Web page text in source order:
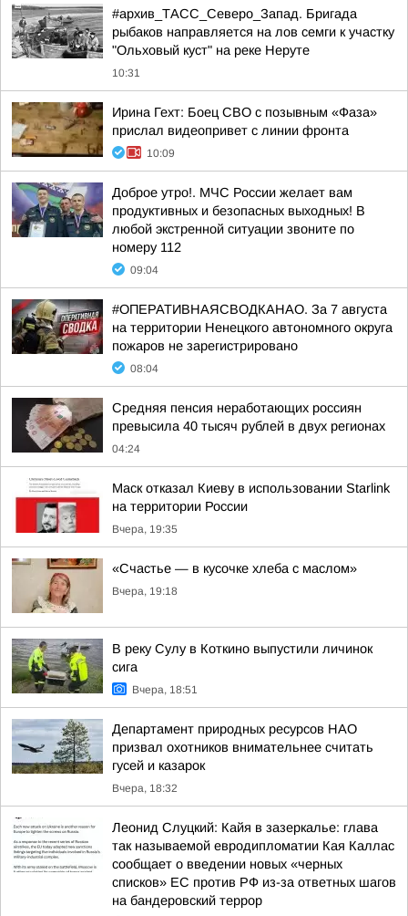
#архив_ТАСС_Северо_Запад. Бригада
рыбаков направляется на лов семги к участку
"Ольховый куст" на реке Неруте
10:31
Ирина Гехт: Боец СВО с позывным «Фаза»
прислал видеопривет с линии фронта
10:09
Доброе утро!. МЧС России желает вам
продуктивных и безопасных выходных! В
любой экстренной ситуации звоните по
номеру 112
09:04
#ОПЕРАТИВНАЯСВОДКАНАО. За 7 августа
на территории Ненецкого автономного округа
пожаров не зарегистрировано
08:04
Средняя пенсия неработающих россиян
превысила 40 тысяч рублей в двух регионах
04:24
Маск отказал Киеву в использовании Starlink
на территории России
Вчера, 19:35
«Счастье — в кусочке хлеба с маслом»
Вчера, 19:18
В реку Сулу в Коткино выпустили личинок
сига
Вчера, 18:51
Департамент природных ресурсов НАО
призвал охотников внимательнее считать
гусей и казарок
Вчера, 18:32
Леонид Слуцкий: Кайя в зазеркалье: глава
так называемой евродипломатии Кая Каллас
сообщает о введении новых «черных
списков» ЕС против РФ из-за ответных шагов
на бандеровский террор